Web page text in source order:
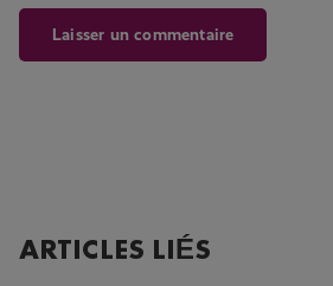
ARTICLES LIÉS